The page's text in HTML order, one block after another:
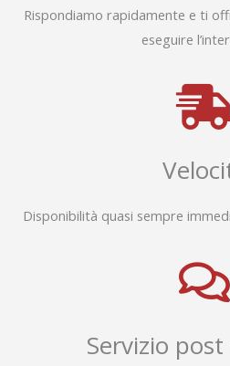
Rispondiamo rapidamente e ti
eseguire
Disponibilità quasi sempre
Servizio